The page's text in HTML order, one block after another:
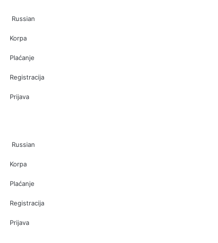
Russian
Korpa
Plaćanje
Registracija
Prijava
Russian
Korpa
Plaćanje
Registracija
Prijava